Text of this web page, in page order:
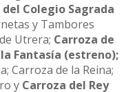
Colegio Sagrada
y Tambores
Utrera; Carroza de
Fantasía (estreno);
Carroza de la Reina;
y Carroza del Rey